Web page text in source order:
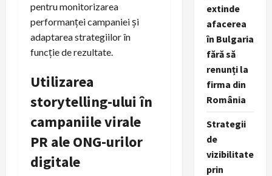
pentru monitorizarea
performanței campaniei și
adaptarea strategiilor în
funcție de rezultate.
Utilizarea
storytelling-ului în
campaniile virale
PR ale ONG-urilor
digitale
extinde
afacerea
în Bulgaria
fără să
renunți la
firma din
România
Strategii
de
vizibilitate
prin